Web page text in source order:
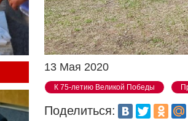
13 Мая 2020
К 75-летию Великой Победы
Поделиться: